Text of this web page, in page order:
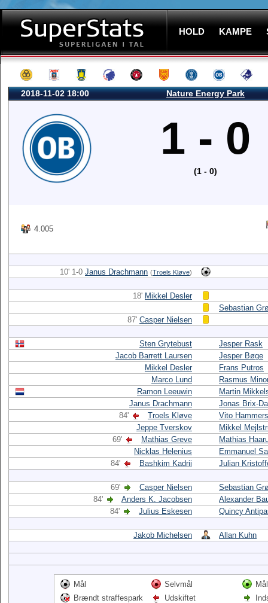
HOLD KAMPE
2018-11-02 18:00 Nature Energy Park
1 - 0
(1 - 0)
4.005
10' 1-0 Janus Drachmann (Troels Kløve)
18' Mikkel Desler
Sebastian
87' Casper Nielsen
Sten Grytebust
Jesper Rask
Jacob Barrett Laursen
Jesper Bøge
Mikkel Desler
Frans Putros
Marco Lund
Rasmus
Ramon Leeuwin
Martin
Janus Drachmann
Jonas Brix-
84'
Troels Kløve
Vito
Jeppe Tverskov
Mikkel
69'
Mathias Greve
Mathias
Nicklas Helenius
Emmanuel
84'
Bashkim Kadrii Julian
69' Casper Nielsen
Sebastian
84'
Anders K. Jacobsen
Alexander
84'
Julius Eskesen Quincy
Jakob Michelsen Allan Kuhn
Mål Selvmål
Brændt straffespark
Udskiftet